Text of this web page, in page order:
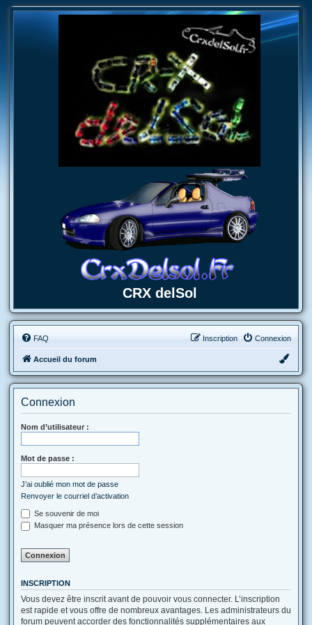
CRX delSol
FAQ Connexion
Inscription
Accueil du forum
Connexion
Nom d’utilisateur :
Mot de passe :
J’ai oublié mon mot de passe
Renvoyer le courriel d’activation
Se souvenir de moi
Masquer ma présence lors de cette session
INSCRIPTION
Vous devez être inscrit avant de pouvoir vous connecter. L’inscription
est rapide et vous offre de nombreux avantages. Les administrateurs du
forum peuvent accorder des fonctionnalités supplémentaires aux